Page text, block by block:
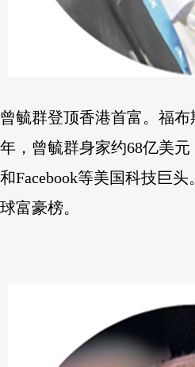
毓群登顶香港首富。福
，曾毓群身家约68亿美
Facebook等美国科技巨
富豪榜。